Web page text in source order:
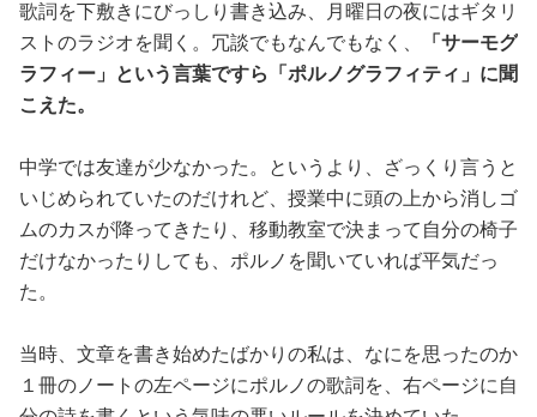
歌詞を下敷きにびっしり書き込み、月曜日の夜にはギタリ
ストのラジオを聞く。冗談でもなんでもなく、
「サーモグ
ラフィー」という言葉ですら「ポルノグラフィティ」に聞
こえた。
中学では友達が少なかった。というより、ざっくり言うと
いじめられていたのだけれど、授業中に頭の上から消しゴ
ムのカスが降ってきたり、移動教室で決まって自分の椅子
だけなかったりしても、ポルノを聞いていれば平気だっ
た。
当時、文章を書き始めたばかりの私は、なにを思ったのか
１冊のノートの左ページにポルノの歌詞を、右ページに自